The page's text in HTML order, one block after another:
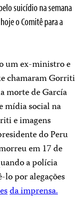
suicídio na semana
o Comitê para a
um ex-ministro e
chamaram Gorriti
morte de García
mídia social na
e imagens
do Peru
em 17 de
a polícia
lo por alegações
da imprensa.